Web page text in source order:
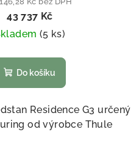
43 737 Kč
(5 ks)
Do košíku
Residence G3 určený
od výrobce Thule